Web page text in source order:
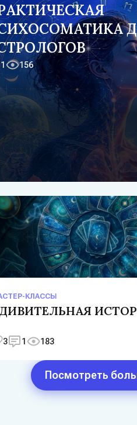
1 156
КЛАССЫ
3 1 183
Посмотреть